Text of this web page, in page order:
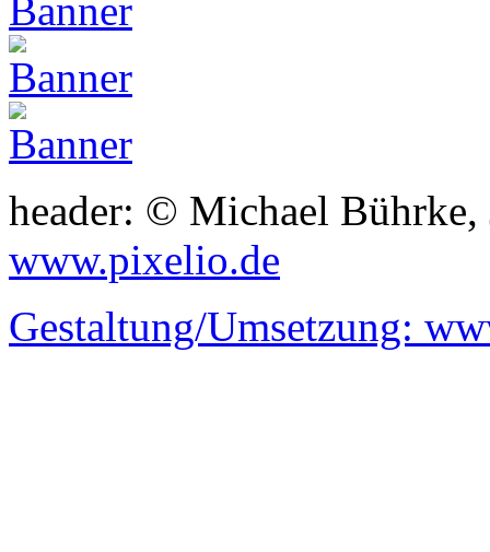
header: © Michael
www.pixelio.de
Gestaltung/Umsetzung: